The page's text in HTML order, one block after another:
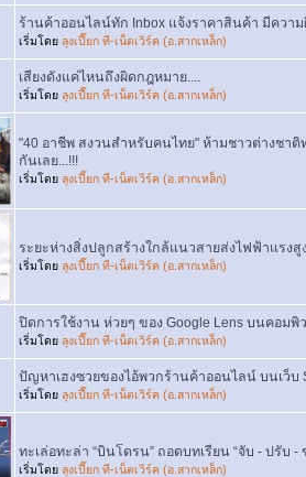
ร้านค้าออนไลน์ทัก Inbox แจ้งราคาสินค้า มีความ
เริ่มโดย ลุงเปี๊ยก ที-เน็ตเวิร์ค (อ.สากเหล็ก)
เสียงดังแค่ไหนถึงผิดกฎหมาย....
เริ่มโดย ลุงเปี๊ยก ที-เน็ตเวิร์ค (อ.สากเหล็ก)
"40 อาชีพ สงวนสำหรับคนไทย" ห้ามชาวต่างชาติ
กันเลย...!!!
เริ่มโดย ลุงเปี๊ยก ที-เน็ตเวิร์ค (อ.สากเหล็ก)
ระยะห่างสิ่งปลูกสร้างใกล้แนวสายส่งไฟฟ้าแรงสู
เริ่มโดย ลุงเปี๊ยก ที-เน็ตเวิร์ค (อ.สากเหล็ก)
ปิดการใช้งาน ห่วยๆ ของ Google Lens บนคอมพิ
เริ่มโดย ลุงเปี๊ยก ที-เน็ตเวิร์ค (อ.สากเหล็ก)
ปัญหาเฮงซวยของไอ้พวกร้านค้าออนไลน์ บนเว็บ
เริ่มโดย ลุงเปี๊ยก ที-เน็ตเวิร์ค (อ.สากเหล็ก)
ทะเล่อทะล่า “บินโดรน” ถอดบทเรียน “จับ - ปรับ -
เริ่มโดย ลุงเปี๊ยก ที-เน็ตเวิร์ค (อ.สากเหล็ก)